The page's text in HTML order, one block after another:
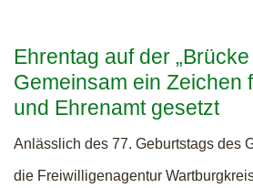
Ehrentag auf der
Gemeinsam ein Zeichen
und Ehrenamt gesetzt
Anlässlich des 77. Geburtstags des
die Freiwilligenagentur